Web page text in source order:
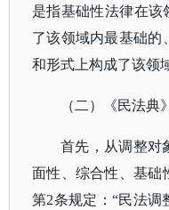
是指基础性法律在该
了该领域内最基础的
和形式上构成了该领
（二） 《民法
首先，从调整对
面性、综合性、基础
第2条规定：“民法调